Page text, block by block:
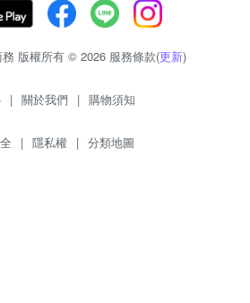
版權所有 © 2026 服務條款(更新)
| 關於我們 | 購物須知
| 隱私權 | 分類地圖